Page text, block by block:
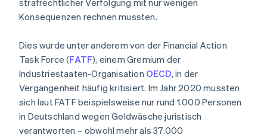
strafrechtlicher Verfolgung mit nur wenigen
Konsequenzen rechnen mussten.
Dies wurde unter anderem von der Financial Action
Task Force (FATF), einem Gremium der
Industriestaaten-Organisation OECD, in der
Vergangenheit häufig kritisiert. Im Jahr 2020 mussten
sich laut FATF beispielsweise nur rund 1.000 Personen
in Deutschland wegen Geldwäsche juristisch
verantworten – obwohl mehr als 37.000